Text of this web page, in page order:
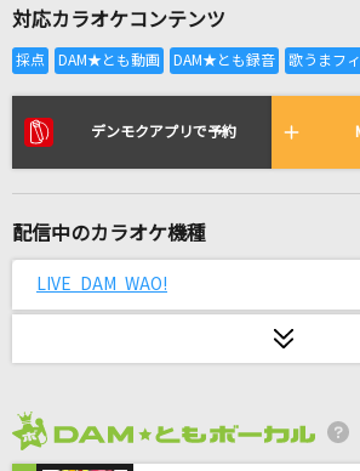
全国りれき
リアルタイムで歌われている
[生音]爆弾魔
[生音]あなたに
対応カラオケコンテンツ
デンモクアプリで予約
配信中のカラオケ機種
LIVE DAM WAO!